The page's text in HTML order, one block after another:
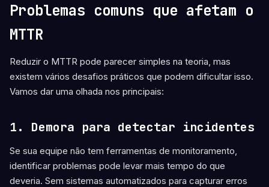
Problemas comuns que afetam o
MTTR
Reduzir o MTTR pode parecer simples na teoria, mas
existem vários desafios práticos que podem dificultar isso.
Vamos dar uma olhada nos principais:
1. Demora para detectar incidentes
Se sua equipe não tem ferramentas de monitoramento,
identificar problemas pode levar mais tempo do que
deveria. Sem sistemas automatizados para capturar erros